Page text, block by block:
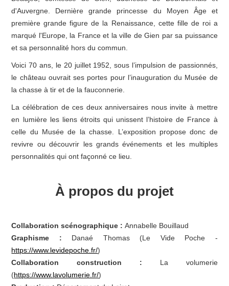
d'Auvergne. Dernière grande princesse du Moyen Âge et
première grande figure de la Renaissance, cette fille de roi a
marqué l'Europe, la France et la ville de Gien par sa puissance
et sa personnalité hors du commun.
Voici 70 ans, le 20 juillet 1952, sous l’impulsion de passionnés,
le château ouvrait ses portes pour l’inauguration du Musée de
la chasse à tir et de la fauconnerie.
La célébration de ces deux anniversaires nous invite à mettre
en lumière les liens étroits qui unissent l’histoire de France à
celle du Musée de la chasse. L’exposition propose donc de
revivre ou découvrir les grands événements et les multiples
personnalités qui ont façonné ce lieu.
À propos du projet
Collaboration scénographique :Annabelle Bouillaud
Graphisme : Danaé Thomas (Le Vide Poche -
https://www.levidepoche.fr/)
Collaboration construction : La volumerie
(https://www.lavolumerie.fr/)